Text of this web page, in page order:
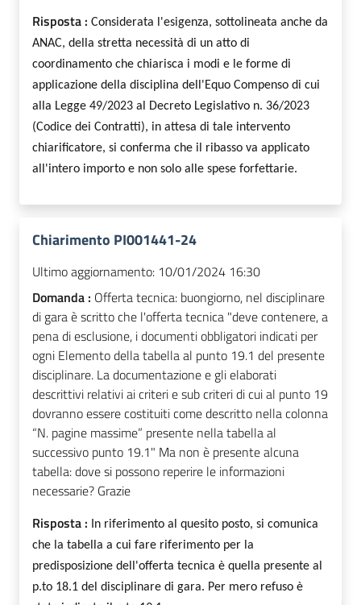
Risposta : Considerata l'esigenza, sottolineata anche da
ANAC, della stretta necessità di un atto di
coordinamento che chiarisca i modi e le forme di
applicazione della disciplina dell'Equo Compenso di cui
alla Legge 49/2023 al Decreto Legislativo n. 36/2023
(Codice dei Contratti), in attesa di tale intervento
chiarificatore, si conferma che il ribasso va applicato
all'intero importo e non solo alle spese forfettarie.
Chiarimento PI001441-24
Ultimo aggiornamento: 10/01/2024 16:30
Domanda : Offerta tecnica: buongiorno, nel disciplinare
di gara è scritto che l'offerta tecnica "deve contenere, a
pena di esclusione, i documenti obbligatori indicati per
ogni Elemento della tabella al punto 19.1 del presente
disciplinare. La documentazione e gli elaborati
descrittivi relativi ai criteri e sub criteri di cui al punto 19
dovranno essere costituiti come descritto nella colonna
“N. pagine massime” presente nella tabella al
successivo punto 19.1" Ma non è presente alcuna
tabella: dove si possono reperire le informazioni
necessarie? Grazie
Risposta :
In riferimento al quesito posto, si comunica
che la tabella a cui fare riferimento per la
predisposizione dell'offerta tecnica è quella presente al
p.to 18.1 del disciplinare di gara. Per mero refuso è